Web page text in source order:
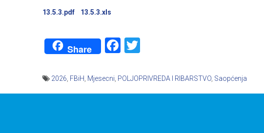
13.5.3.pdf 13.5.3.xls
Share Facebook
2026 FBiH Mjesecni POLJOPRIVREDA I RIBARSTVO Saopćenja